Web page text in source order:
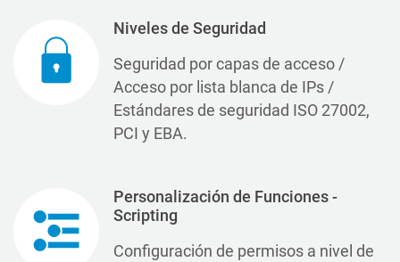
Niveles de Seguridad
Seguridad por capas de acceso /
Acceso por lista blanca de IPs /
Estándares de seguridad ISO 27002,
PCI y EBA.
Personalización de Funciones -
Scripting
Configuración de permisos a nivel de